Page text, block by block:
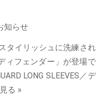
知らせ
タイリッシュに洗練され
ィフェンダー」が登場で
LONG SLEEVES／デ
る »